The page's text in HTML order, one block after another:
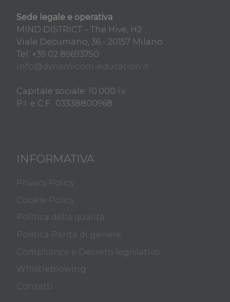
Sede legale e operativa
MIND DISTRICT – The Hive, H2
Viale Decumano, 36 - 20157 Milano
Tel. +39 02 89693750
info@dynamicom-education.it
Capitale sociale: 10.000 i.v.
P.I. e C.F.: 03338800968
INFORMATIVA
Privacy Policy
Cookie Policy
Politica della qualità
Politica Parità di genere
Compliance e Decreto legislativo
Whistleblowing
Contatti